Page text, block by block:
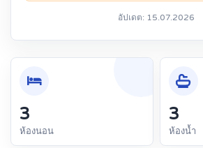
อัปเดต: 15.07.2026
3
ห้องนอน
3
ห้องน้ำ